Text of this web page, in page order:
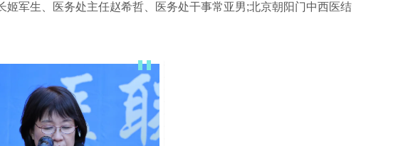
军生、医务处主任赵希哲、医务处干事常亚男;北京朝阳门中西医结